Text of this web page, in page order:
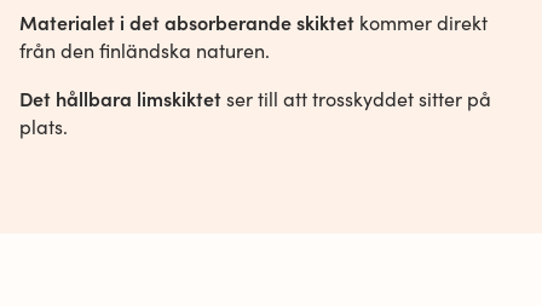
Materialet i det absorberande skiktet kommer direkt
från den finländska naturen.
Det hållbara limskiktetser till att trosskyddet sitter på
plats.